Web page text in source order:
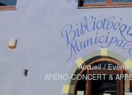
Accueil
APÉRO-CONCERT &